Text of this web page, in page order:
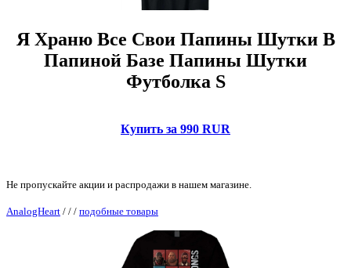
Я Храню Все Свои Папины Шутки В
Папиной Базе Папины Шутки
Футболка S
Купить за 990 RUR
Не пропускайте акции и распродажи в нашем магазине.
AnalogHeart / / / подобные товары